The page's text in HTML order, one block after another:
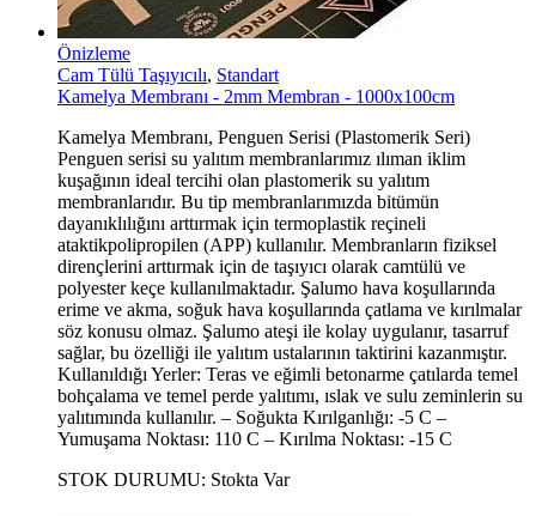
Önizleme
Cam Tülü Taşıyıcılı, Standart
Kamelya Membranı - 2mm Membran - 1000x100cm
Kamelya Membranı, Penguen Serisi (Plastomerik Seri)
Penguen serisi su yalıtım membranlarımız ılıman iklim
kuşağının ideal tercihi olan plastomerik su yalıtım
membranlarıdır. Bu tip membranlarımızda bitümün
dayanıklılığını arttırmak için termoplastik reçineli
ataktikpolipropilen (APP) kullanılır. Membranların fiziksel
dirençlerini arttırmak için de taşıyıcı olarak camtülü ve
polyester keçe kullanılmaktadır. Şalumo hava koşullarında
erime ve akma, soğuk hava koşullarında çatlama ve kırılmalar
söz konusu olmaz. Şalumo ateşi ile kolay uygulanır, tasarruf
sağlar, bu özelliği ile yalıtım ustalarının taktirini kazanmıştır.
Kullanıldığı Yerler: Teras ve eğimli betonarme çatılarda temel
bohçalama ve temel perde yalıtımı, ıslak ve sulu zeminlerin su
yalıtımında kullanılır. – Soğukta Kırılganlığı: -5 C –
Yumuşama Noktası: 110 C – Kırılma Noktası: -15 C
STOK DURUMU: Stokta Var